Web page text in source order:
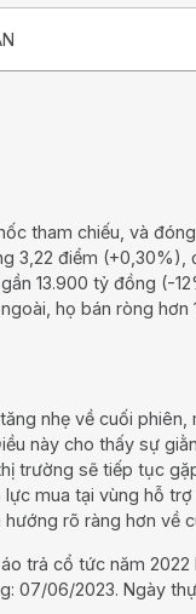
tham chiếu, và
3,22 điểm (+0,30%),
13.900 tỷ đồng (-
họ bán ròng hơn
nhẹ về cuối phiên,
này cho thấy sự
trường sẽ tiếp tục
mua tại vùng hỗ trợ
rõ ràng hơn về
trả cổ tức năm
07/06/2023. Ngày